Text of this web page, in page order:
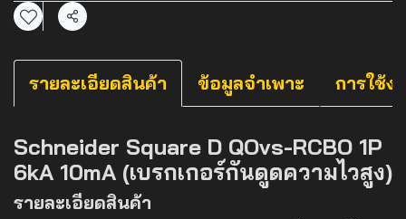
แชร์
รายละเอียดสินค้า ข้อมูลจำเพาะ การใช้ง
Schneider Square D QOvs-RCBO 1P
6kA 10mA (เบรกเกอร์กันดูดความไวสูง)
รายละเอียดสินค้า